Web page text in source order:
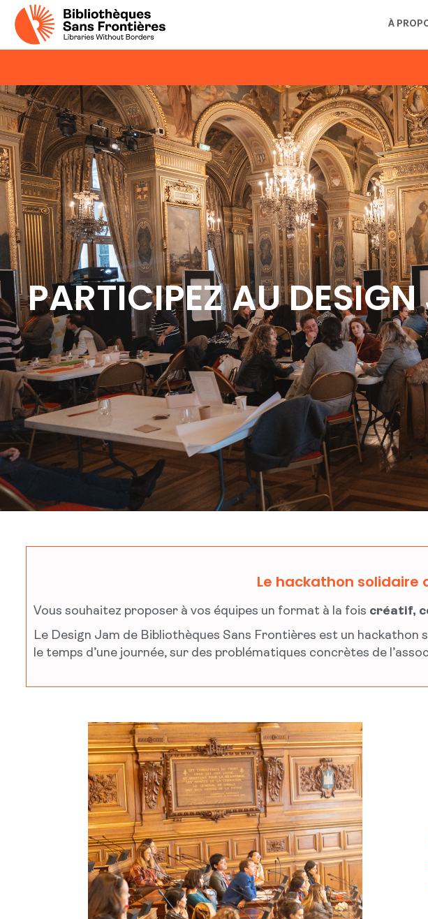
À
PARTICIPEZ AU
Le hackathon solidaire
Vous souhaitez proposer à vos équipes un format à la fois créatif,
Le Design Jam de Bibliothèques Sans Frontières est un
le temps d’une journée, sur des problématiques concrètes de